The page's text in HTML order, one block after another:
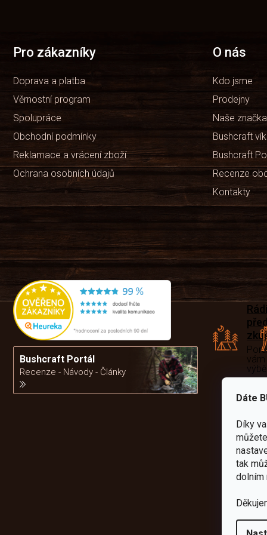
Dáte
Díky
tak
dolním
Pro zákazníky
Doprava a platba
Věrnostní program
Spolupráce
Obchodní podmínky
Reklamace a vrácení zboží
Ochrana osobních údajů
O nás
Kdo jsme
Prodejny
Naše
Bushcraft
Bushcraft
Recenze
Kontakty
Bushcraft Portál
Recenze - Návody - Články
Rádi
vám